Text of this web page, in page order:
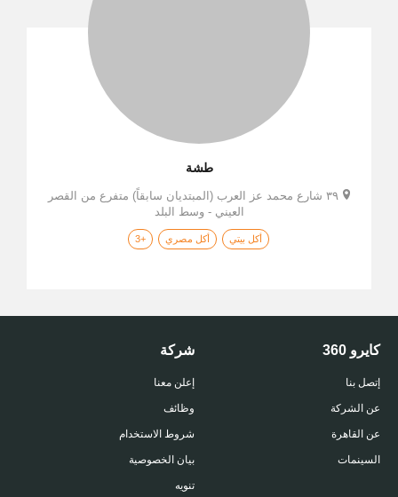
طشة
٣٩ شارع محمد عز العرب (المبتديان سابقاً) متفرع من القصر
العيني - وسط البلد
أكل بيتي أكل مصري +3
كايرو 360
إتصل بنا
عن الشركة
عن القاهرة
السينمات
شركة
إعلن معنا
وظائف
شروط الاستخدام
بيان الخصوصية
تنويه